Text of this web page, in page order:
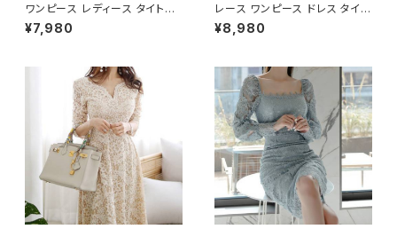
ワンピース レディース タイトワ
ンピース タイトドレス ミモレ丈
レースワンピース シースルー 長
レス パーティードレス 結婚式
二次会 お呼ばれ 韓国ファッショ
ン 韓国風 フェミニン エレガント
きれいめ 地雷系 量産型 着痩せ
細見え 春 秋 冬 ブラック 黒 S
M L XL 20代 30代 40代 C-O
SS0260
¥7,980
レース ワンピース ドレス タイト
ワンピ ホワイト きれいめ 清楚
エレガント 大人 上品 パーティ
冬 韓国風 フォーマル レディース
ロング丈 タイトシルエット 美脚
効果 スリム見え 体型カバー C-
OSS0258
¥8,980